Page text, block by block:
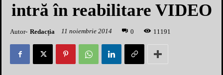
intră în reabilitare VIDEO
Autor- Redacția 11 noiembrie 2014 0 1 1191